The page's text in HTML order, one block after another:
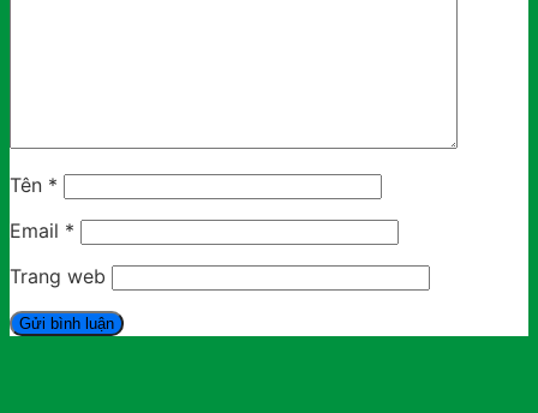
Tên *
Email *
Trang web